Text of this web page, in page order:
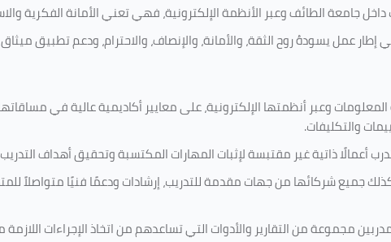
داخل جامعة الطائف وعبر الأنظمة الإلكترونية، فهي تعني الأمانة
إطار عمل يسودهُ روح الثقة، والأمانة، والإنصاف، والاحترام، ودعم تطبيق
وعبر أنظمتها الإلكترونية، على معايير أكاديمية عالية في
والتكليفات.
أعمالًا ذاتية غير مقتبسة لإثبات المهارات المكتسبة وتحقيق أهداف
جميع شركائها من جهات مقدمة للتدريب، إرشادات ودعمًا فنيًا متواصلاً
مجموعة من التقارير والأدوات التي تساعدهم من اتخاذ الإجراءات اللازمة